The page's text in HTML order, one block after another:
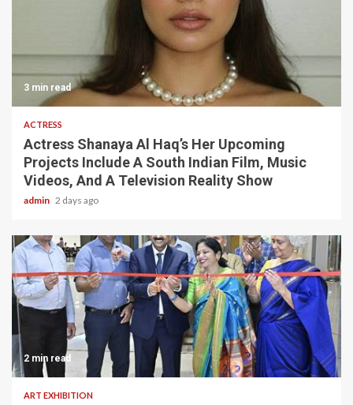
3 min read
ACTRESS
Actress Shanaya Al Haq’s Her Upcoming
Projects Include A South Indian Film, Music
Videos, And A Television Reality Show
admin 2 days ago
2 min read
ART EXHIBITION